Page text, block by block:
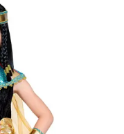
Jelmezcserénél
postaköltséget
csak minőségi
probléma esetén